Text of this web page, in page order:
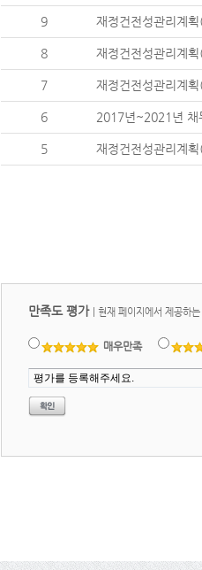
9 재정건전성관리계
8 재정건전성관리계
7 재정건전성관리계
6 2017년~2021년 채
5 재정건전성관리계
만족도 평가 현재 페이지에서 제공하
매우만족